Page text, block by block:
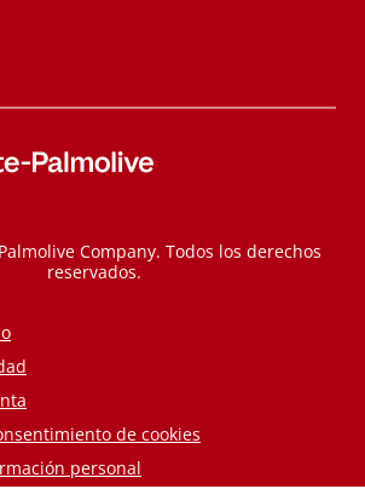
Company. Todos los derechos
reservados.
de cookies
personal